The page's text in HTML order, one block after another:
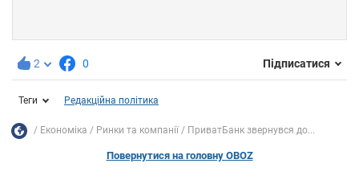
2 0 Підписатися
Теги Редакційна політика
Економіка Ринки та компанії ПриватБанк звернувся до...
Повернутися на головну OBOZ